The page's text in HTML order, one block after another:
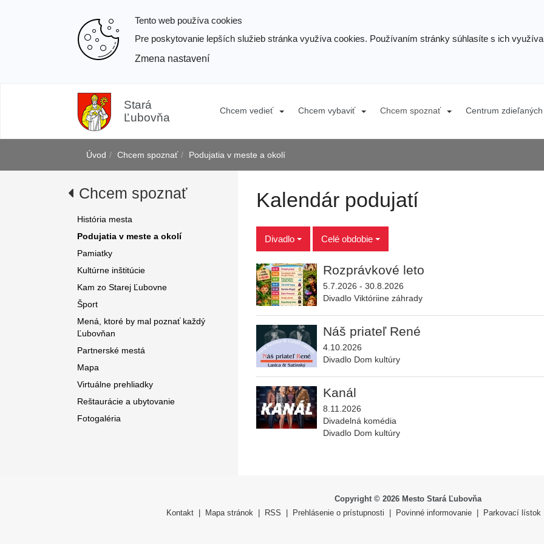
Tento web používa cookies
Pre poskytovanie lepších služieb stránka využíva cookies. Používaním stránky súhlasíte s ich
Zmena nastavení
Stará
Ľubovňa
Chcem vedieť Chcem vybaviť Chcem spoznať Centrum
Úvod Chcem spoznať Podujatia v meste a okolí
Chcem spoznať
História mesta
Podujatia v meste a okolí
Pamiatky
Kultúrne inštitúcie
Kam zo Starej Ľubovne
Šport
Mená, ktoré by mal poznať každý
Ľubovňan
Partnerské mestá
Mapa
Virtuálne prehliadky
Reštaurácie a ubytovanie
Fotogaléria
Kalendár podujatí
Divadlo Celé obdobie
Rozprávkové leto
5.7.2026 - 30.8.2026
Divadlo Viktóriine záhrady
Náš priateľ René
4.10.2026
Divadlo Dom kultúry
Kanál
8.11.2026
Divadelná komédia
Divadlo Dom kultúry
Copyright © 2026 Mesto Stará Ľubovňa
Kontakt
Mapa stránok RSS Prehlásenie o prístupnosti Povinné informovanie Parkovací lístok